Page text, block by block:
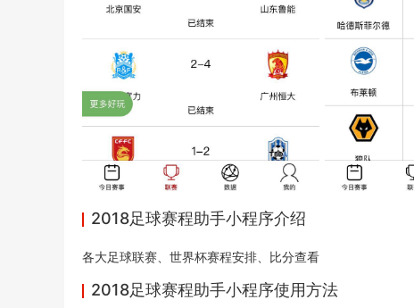
2018足球赛程助手小程序介绍
各大足球联赛、世界杯赛程安排、比分查看
2018足球赛程助手小程序使用方法